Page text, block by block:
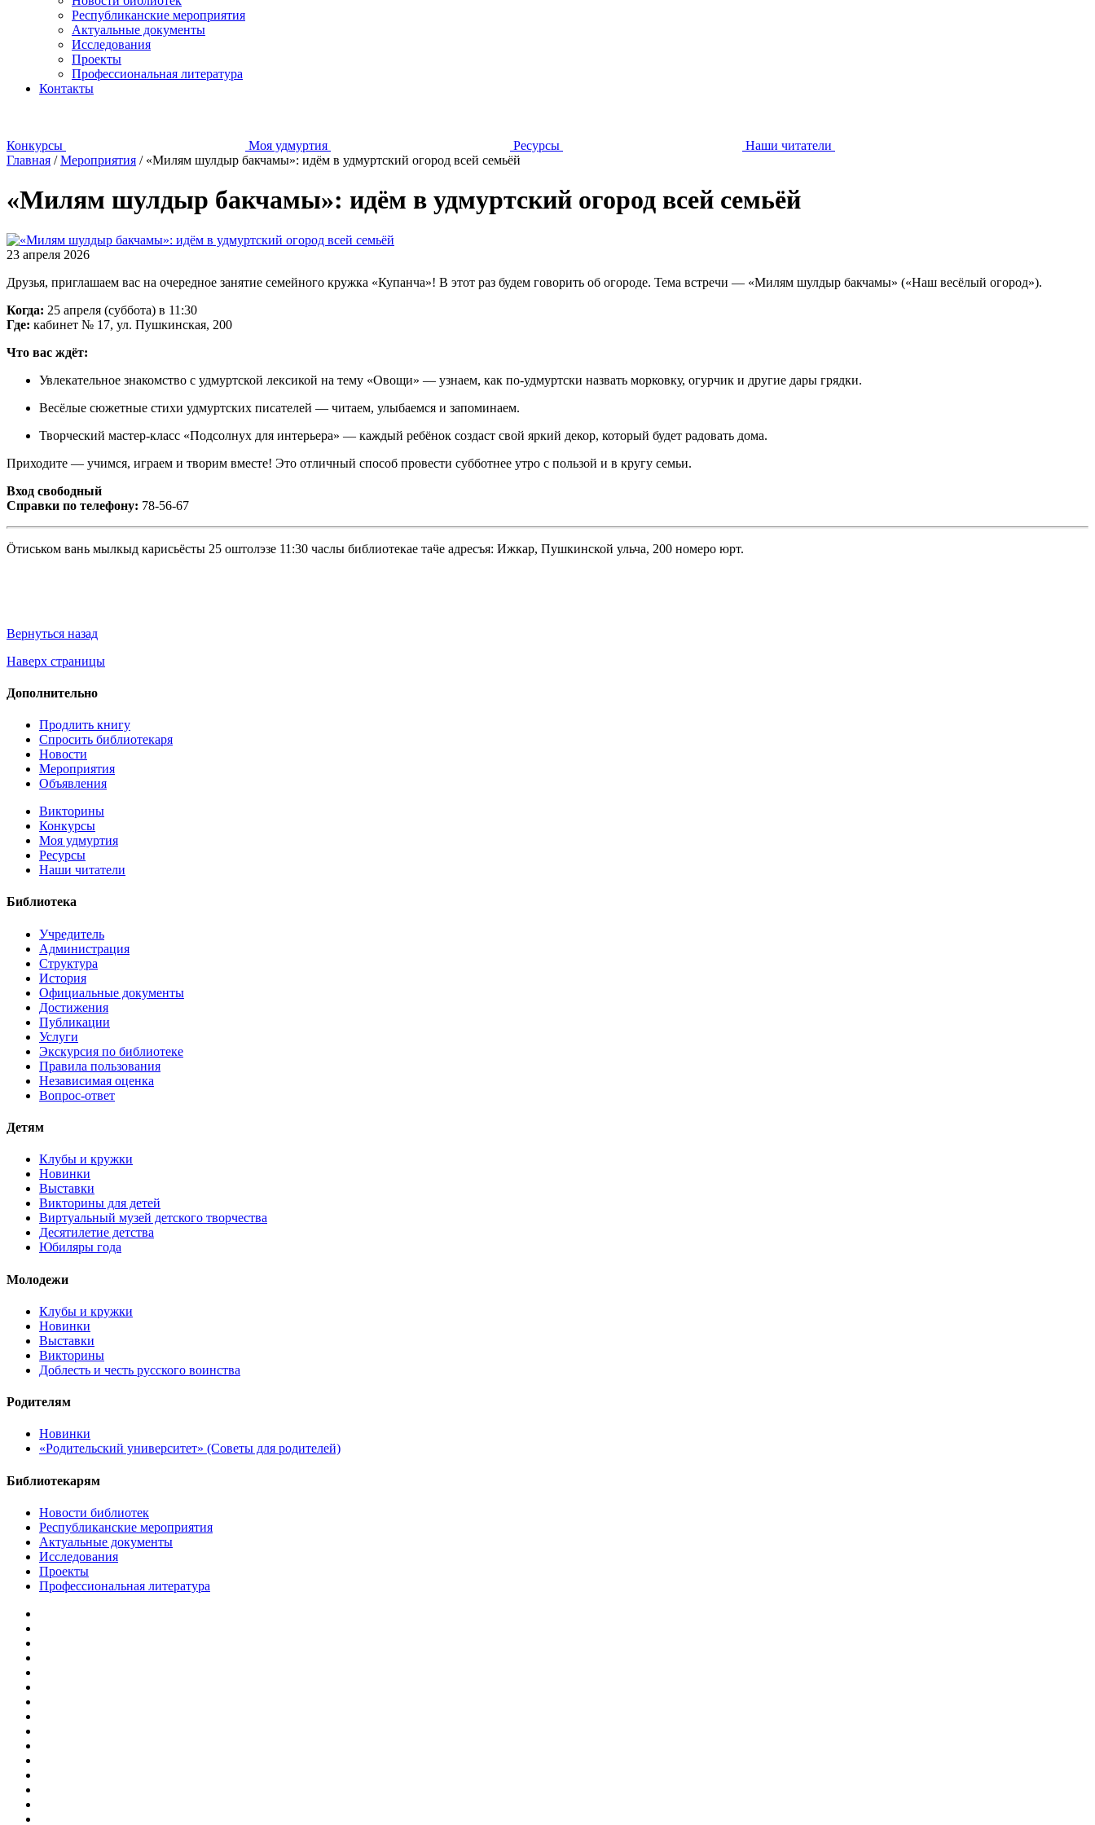
Республиканские мероприятия
Актуальные документы
Исследования
Проекты
Профессиональная литература
Контакты
Конкурсы Моя удмуртия Ресурсы
Наши читатели
Главная /Мероприятия / «Милям шулдыр бакчамы»: идём в удмуртский огород всей семьёй
«Милям шулдыр бакчамы»: идём в удмуртский огород всей семьёй
23 апреля 2026
Друзья, приглашаем вас на очередное занятие семейного кружка «Купанча»! В этот раз будем говорить об огороде. Тема встречи — «Милям шулдыр бакчамы» («Наш весёлый огород»).
Когда: 25 апреля (суббота) в 11:30
Где: кабинет № 17, ул. Пушкинская, 200
Что вас ждёт:
Увлекательное знакомство с удмуртской лексикой на тему «Овощи» — узнаем, как по-удмуртски назвать морковку, огурчик и другие дары грядки.
Весёлые сюжетные стихи удмуртских писателей — читаем, улыбаемся и запоминаем.
Творческий мастер-класс «Подсолнух для интерьера» — каждый ребёнок создаст свой яркий декор, который будет радовать дома.
Приходите — учимся, играем и творим вместе! Это отличный способ провести субботнее утро с пользой и в кругу семьи.
Вход свободный
Справки по телефону: 78-56-67
Ӧтиськом вань мылкыд карисьёсты 25 оштолэзе 11:30 часлы библиотекае таӵе адресъя: Ижкар, Пушкинской ульча, 200 номеро юрт.
Вернуться назад
Наверх страницы
Дополнительно
Продлить книгу
Спросить библиотекаря
Новости
Мероприятия
Объявления
Викторины
Конкурсы
Моя удмуртия
Ресурсы
Наши читатели
Библиотека
Учредитель
Администрация
Структура
История
Официальные документы
Достижения
Публикации
Услуги
Экскурсия по библиотеке
Правила пользования
Независимая оценка
Вопрос-ответ
Детям
Клубы и кружки
Новинки
Выставки
Викторины для детей
Виртуальный музей детского творчества
Десятилетие детства
Юбиляры года
Молодежи
Клубы и кружки
Новинки
Выставки
Викторины
Доблесть и честь русского воинства
Родителям
Новинки
«Родительский университет» (Советы для родителей)
Библиотекарям
Новости библиотек
Республиканские мероприятия
Актуальные документы
Исследования
Проекты
Профессиональная литература